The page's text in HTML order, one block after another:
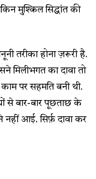
मुश्किल सिद्धांत की
तरीका होना ज़रूरी है.
मिलीभगत का दावा तो
पर सहमति बनी थी.
से बार-बार पूछताछ के
नहीं आई. सिर्फ़ दावा कर